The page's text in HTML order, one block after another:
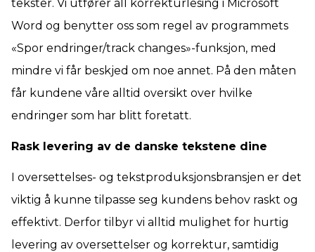
tekster. Vi utfører all korrekturlesing i Microsoft
Word og benytter oss som regel av programmets
«Spor endringer/track changes»-funksjon, med
mindre vi får beskjed om noe annet. På den måten
får kundene våre alltid oversikt over hvilke
endringer som har blitt foretatt.
Rask levering av de danske tekstene dine
I oversettelses- og tekstproduksjonsbransjen er det
viktig å kunne tilpasse seg kundens behov raskt og
effektivt. Derfor tilbyr vi alltid mulighet for hurtig
levering av oversettelser og korrektur, samtidig